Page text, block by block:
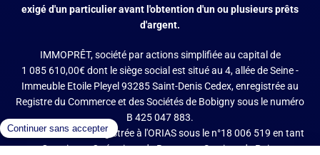
exigé d'un particulier avant l'obtention d'un ou plusieurs prêts
d'argent.
IMMOPRÊT, société par actions simplifiée au capital de
1 085 610,00€ dont le siège social est situé au 4, allée de Seine -
Immeuble Etoile Pleyel 93285 Saint-Denis Cedex, enregistrée au
Registre du Commerce et des Sociétés de Bobigny sous le numéro
B 425 047 883.
IMMOPRÊT est enregistrée à l'ORIAS sous le n°18 006 519 en tant
que Courtier en Opérations de Banque et Services de Paiement